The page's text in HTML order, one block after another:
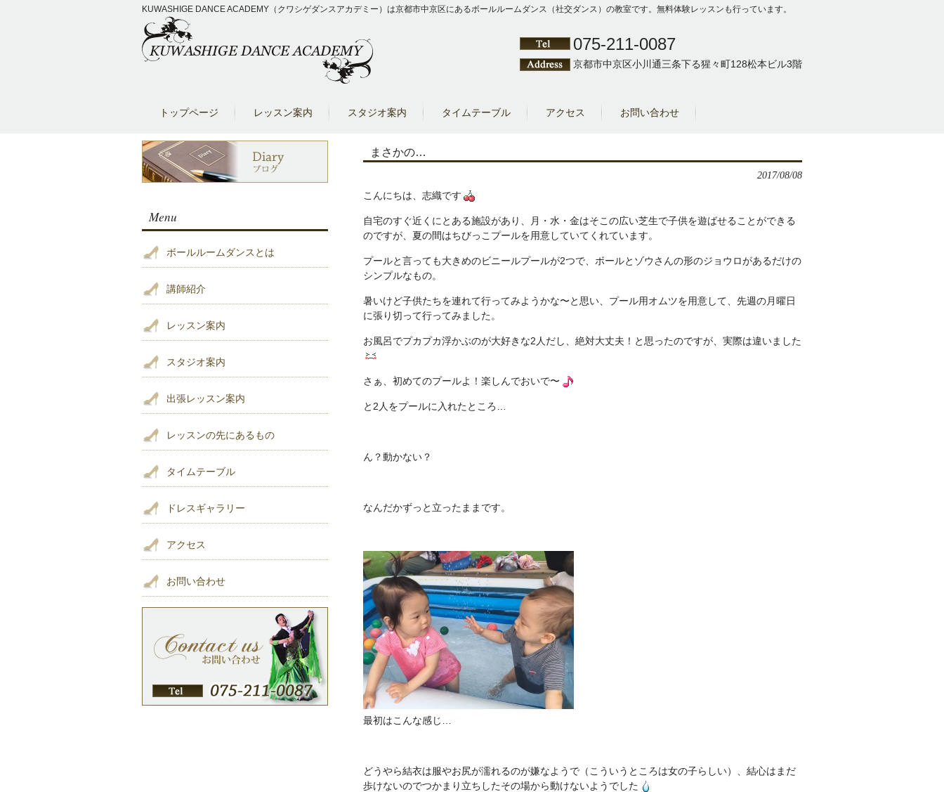
KUWASHIGE DANCE ACADEMY（クワシゲダンスアカデミー）は京都市中京区にあるボールルームダンス（社交ダンス）の教室です。無料体験レッスンも行っています。
075-211-0087
京都市中京区小川通三条下る猩々町128松本ビル3階
トップページ レッスン案内 スタジオ案内 タイムテーブル アクセス お問い合わせ
まさかの…
2017/08/08
こんにちは、志織です
自宅のすぐ近くにとある施設があり、月・水・金はそこの広い芝生で子供を遊ばせることができる
のですが、夏の間はちびっこプールを用意していてくれています。
プールと言っても大きめのビニールプールが2つで、ボールとゾウさんの形のジョウロがあるだけの
シンプルなもの。
暑いけど子供たちを連れて行ってみようかな〜と思い、プール用オムツを用意して、先週の月曜日
に張り切って行ってみました。
お風呂でプカプカ浮かぶのが大好きな2人だし、絶対大丈夫！と思ったのですが、実際は違いました
さぁ、初めてのプールよ！楽しんでおいで〜
と2人をプールに入れたところ…
ん？動かない？
なんだかずっと立ったままです。
最初はこんな感じ…
どうやら結衣は服やお尻が濡れるのが嫌なようで（こういうところは女の子らしい）、結心はまだ
歩けないのでつかまり立ちしたその場から動けないようでした
Menu
ボールルームダンスとは
講師紹介
レッスン案内
スタジオ案内
出張レッスン案内
レッスンの先にあるもの
タイムテーブル
ドレスギャラリー
アクセス
お問い合わせ